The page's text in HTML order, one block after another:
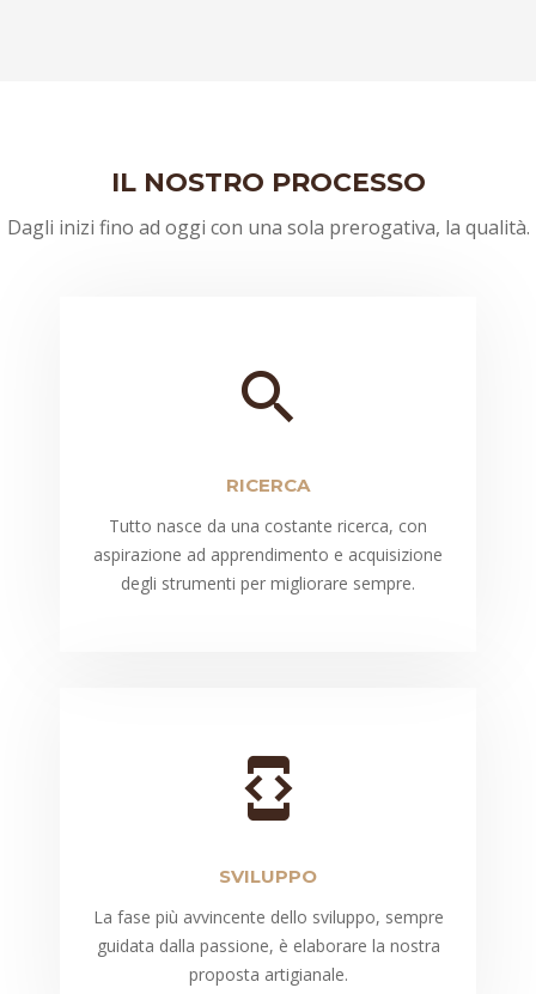
IL NOSTRO PROCESSO
Dagli inizi fino ad oggi con una sola prerogativa, la qualità.
RICERCA
Tutto nasce da una costante ricerca, con
aspirazione ad apprendimento e acquisizione
degli strumenti per migliorare sempre.
SVILUPPO
La fase più avvincente dello sviluppo, sempre
guidata dalla passione, è elaborare la nostra
proposta artigianale.